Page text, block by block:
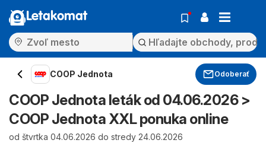
Letakomat
COOP Jednota Odoberať
COOP Jednota leták od 04.06.2026 >
COOP Jednota XXL ponuka online
od štvrtka 04.06.2026 do stredy 24.06.2026